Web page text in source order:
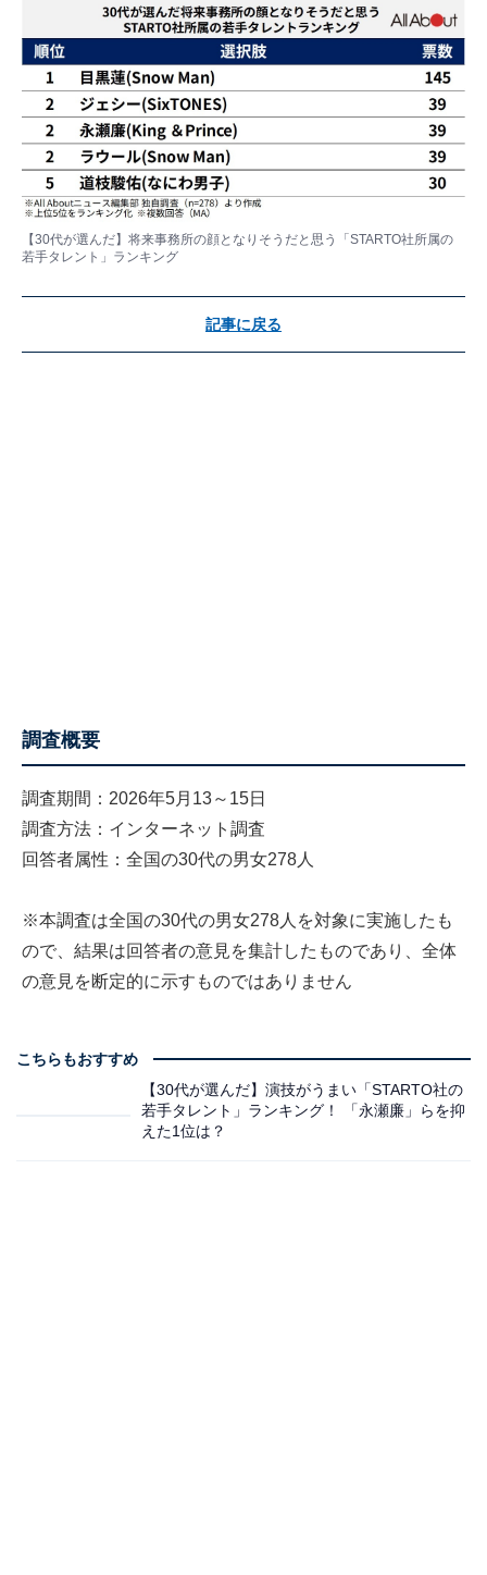
【30代が選んだ】将来事務所の顔となりそうだと思う「STARTO社所属の
若手タレント」ランキング
記事に戻る
調査概要
調査期間：2026年5月13～15日
調査方法：インターネット調査
回答者属性：全国の30代の男女278人
※本調査は全国の30代の男女278人を対象に実施したも
ので、結果は回答者の意見を集計したものであり、全体
の意見を断定的に示すものではありません
こちらもおすすめ
【30代が選んだ】演技がうまい「STARTO社の
若手タレント」ランキング！ 「永瀬廉」らを抑
えた1位は？